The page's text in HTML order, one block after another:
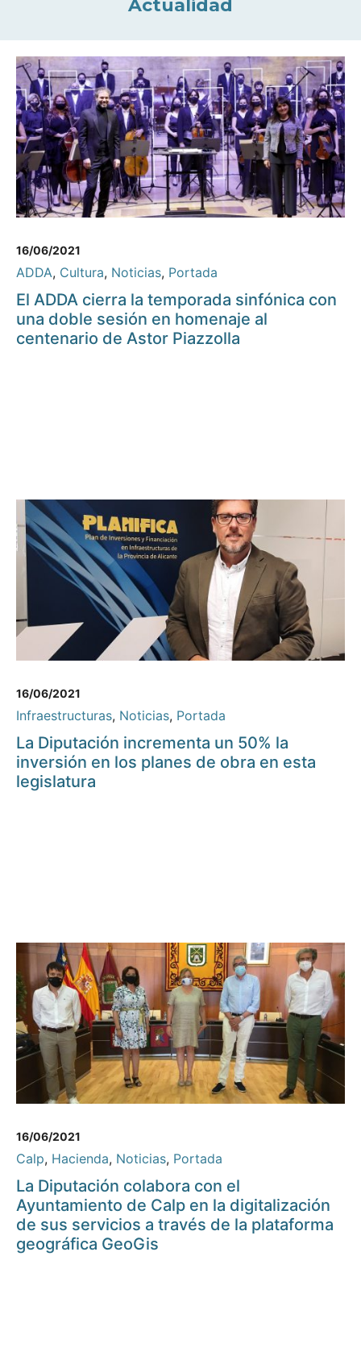
Actualidad
16/06/2021
ADDA, Cultura, Noticias, Portada
El ADDA cierra la temporada sinfónica con
una doble sesión en homenaje al
centenario de Astor Piazzolla
16/06/2021
Infraestructuras, Noticias, Portada
La Diputación incrementa un 50% la
inversión en los planes de obra en esta
legislatura
16/06/2021
Calp, Hacienda, Noticias, Portada
La Diputación colabora con el
Ayuntamiento de Calp en la digitalización
de sus servicios a través de la plataforma
geográfica GeoGis